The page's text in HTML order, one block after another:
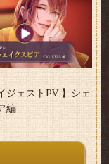
ジェストPV 】シェ
編